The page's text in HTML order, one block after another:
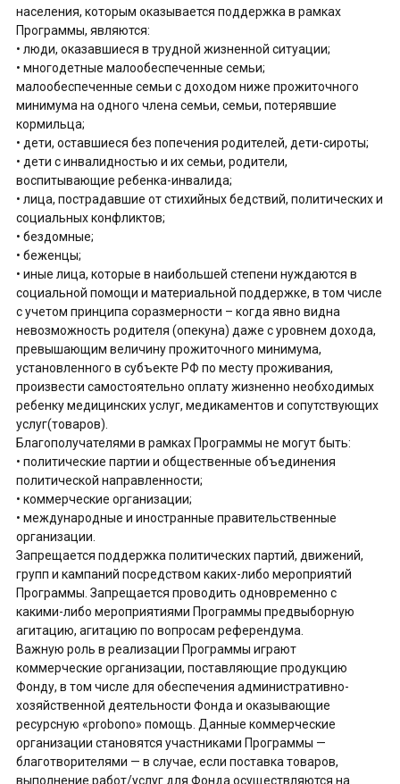
населения, которым оказывается поддержка в рамках
Программы, являются:
• люди, оказавшиеся в трудной жизненной ситуации;
• многодетные малообеспеченные семьи;
малообеспеченные семьи с доходом ниже прожиточного
минимума на одного члена семьи, семьи, потерявшие
кормильца;
• дети, оставшиеся без попечения родителей, дети-сироты;
• дети с инвалидностью и их семьи, родители,
воспитывающие ребенка-инвалида;
• лица, пострадавшие от стихийных бедствий, политических и
социальных конфликтов;
• бездомные;
• беженцы;
• иные лица, которые в наибольшей степени нуждаются в
социальной помощи и материальной поддержке, в том числе
с учетом принципа соразмерности – когда явно видна
невозможность родителя (опекуна) даже с уровнем дохода,
превышающим величину прожиточного минимума,
установленного в субъекте РФ по месту проживания,
произвести самостоятельно оплату жизненно необходимых
ребенку медицинских услуг, медикаментов и сопутствующих
услуг(товаров).
Благополучателями в рамках Программы не могут быть:
• политические партии и общественные объединения
политической направленности;
• коммерческие организации;
• международные и иностранные правительственные
организации.
Запрещается поддержка политических партий, движений,
групп и кампаний посредством каких-либо мероприятий
Программы. Запрещается проводить одновременно с
какими-либо мероприятиями Программы предвыборную
агитацию, агитацию по вопросам референдума.
Важную роль в реализации Программы играют
коммерческие организации, поставляющие продукцию
Фонду, в том числе для обеспечения административно-
хозяйственной деятельности Фонда и оказывающие
ресурсную «probono» помощь. Данные коммерческие
организации становятся участниками Программы —
благотворителями — в случае, если поставка товаров,
выполнение работ/услуг для Фонда осуществляются на